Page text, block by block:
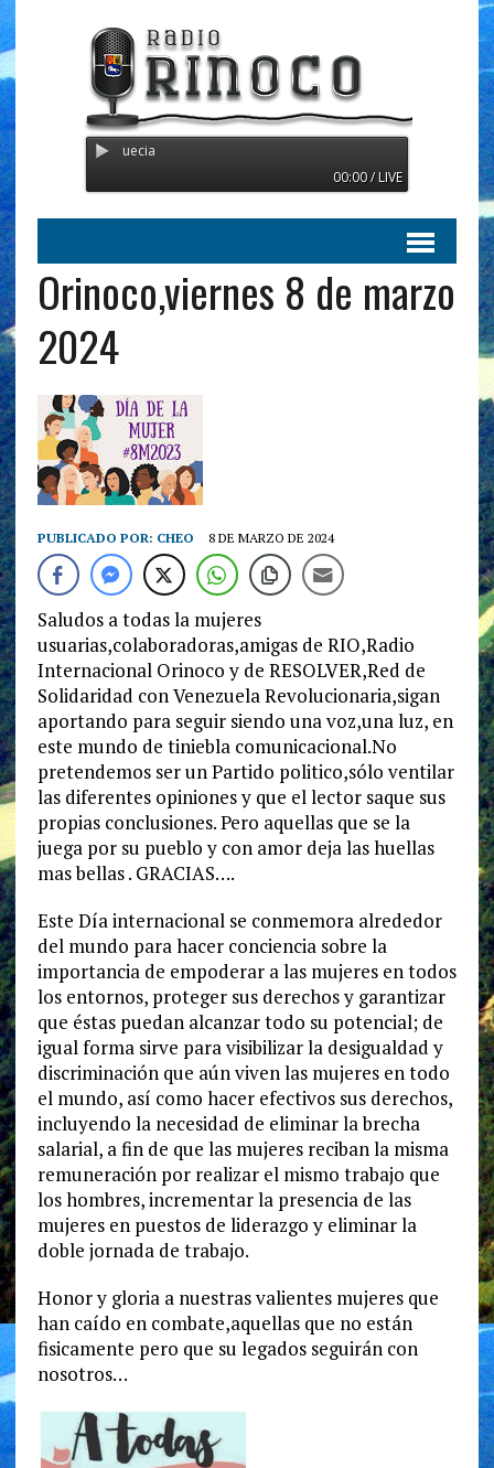
Radio Orinoco -
00:00 / LIVE
Orinoco,viernes 8 de marzo
2024
PUBLICADO POR: CHEO 8 DE MARZO DE 2024
Saludos a todas la mujeres
usuarias,colaboradoras,amigas de RIO,Radio
Internacional Orinoco y de RESOLVER,Red de
Solidaridad con Venezuela Revolucionaria,sigan
aportando para seguir siendo una voz,una luz, en
este mundo de tiniebla comunicacional.No
pretendemos ser un Partido politico,sólo ventilar
las diferentes opiniones y que el lector saque sus
propias conclusiones. Pero aquellas que se la
juega por su pueblo y con amor deja las huellas
mas bellas . GRACIAS….
Este Día internacional se conmemora alrededor
del mundo para hacer conciencia sobre la
importancia de empoderar a las mujeres en todos
los entornos, proteger sus derechos y garantizar
que éstas puedan alcanzar todo su potencial; de
igual forma sirve para visibilizar la desigualdad y
discriminación que aún viven las mujeres en todo
el mundo, así como hacer efectivos sus derechos,
incluyendo la necesidad de eliminar la brecha
salarial, a fin de que las mujeres reciban la misma
remuneración por realizar el mismo trabajo que
los hombres, incrementar la presencia de las
mujeres en puestos de liderazgo y eliminar la
doble jornada de trabajo.
Honor y gloria a nuestras valientes mujeres que
han caído en combate,aquellas que no están
fisicamente pero que su legados seguirán con
nosotros…